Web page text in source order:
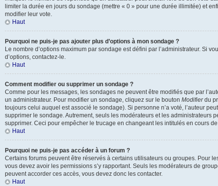
limiter la durée en jours du sondage (mettre « 0 » pour une durée illimitée) et
modifier leur vote.
Haut
Pourquoi ne puis-je pas ajouter plus d’options à mon sondage ?
Le nombre d’options maximum par sondage est défini par l’administrateur. Si
d’options, contactez-le.
Haut
Comment modifier ou supprimer un sondage ?
Comme pour les messages, les sondages ne peuvent être modifiés que par
un administrateur. Pour modifier un sondage, cliquez sur le bouton Modifierdu
toujours celui auquel est associé le sondage). Si personne n’a voté, l’auteur
supprimer le sondage. Autrement, seuls les modérateurs et les administrateurs
supprimer. Ceci pour empêcher le trucage en changeant les intitulés en cours
Haut
Pourquoi ne puis-je pas accéder à un forum ?
Certains forums peuvent être réservés à certains utilisateurs ou groupes. Pour
vous devez avoir les permissions s’y rapportant. Seuls les modérateurs de
peuvent accorder ces accès, vous devez donc les contacter.
Haut